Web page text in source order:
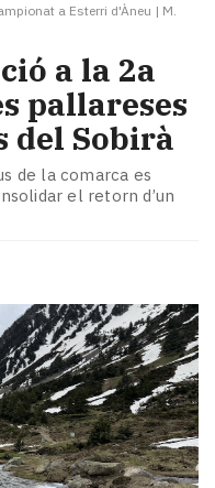
a Esterri d'Àneu | M.
a la 2a
pallareses
del Sobirà
de la comarca es
el retorn d’un